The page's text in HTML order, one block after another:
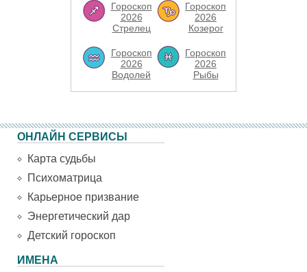
Гороскоп
2026
Стрелец
Гороскоп
2026
Козерог
Гороскоп
2026
Водолей
Гороскоп
2026
Рыбы
ОНЛАЙН СЕРВИСЫ
Карта судьбы
Психоматрица
Карьерное призвание
Энергетический дар
Детский гороскоп
ИМЕНА